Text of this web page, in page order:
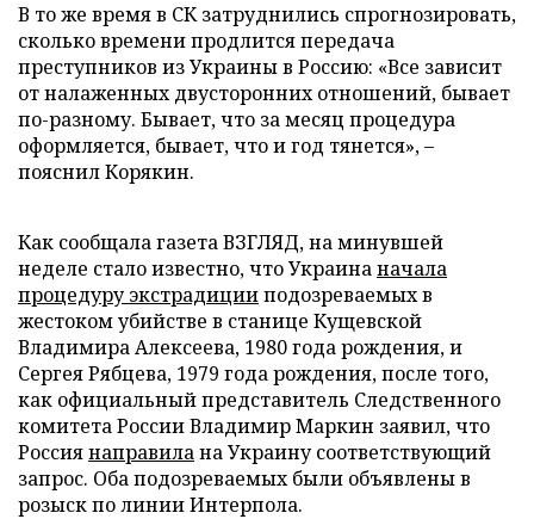
В то же время в СК затруднились спрогнозировать,
сколько времени продлится передача
преступников из Украины в Россию: «Все зависит
от налаженных двусторонних отношений, бывает
по-разному. Бывает, что за месяц процедура
оформляется, бывает, что и год тянется»,–
пояснил Корякин.
Как сообщала газета ВЗГЛЯД, на минувшей
неделе стало известно, что Украинаначала
процедуру экстрадицииподозреваемых в
жестоком убийстве в станице Кущевской
Владимира Алексеева, 1980 года рождения, и
Сергея Рябцева, 1979 года рождения, после того,
как официальный представитель Следственного
комитета России Владимир Маркин заявил, что
Россиянаправилана Украину соответствующий
запрос. Оба подозреваемых были объявлены в
розыск по линии Интерпола.